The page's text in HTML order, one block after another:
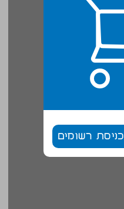
כניסת רשומים